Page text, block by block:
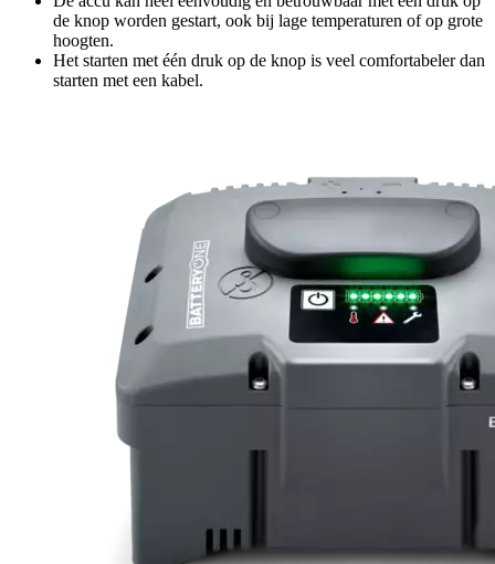
de knop worden gestart, ook bij lage temperaturen of op grote
hoogten.
Het starten met één druk op de knop is veel comfortabeler dan
starten met een kabel.